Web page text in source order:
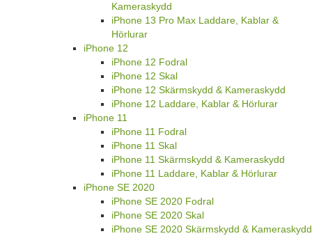
Kameraskydd
iPhone 13 Pro Max Laddare, Kablar &
Hörlurar
iPhone 12
iPhone 12 Fodral
iPhone 12 Skal
iPhone 12 Skärmskydd & Kameraskydd
iPhone 12 Laddare, Kablar & Hörlurar
iPhone 11
iPhone 11 Fodral
iPhone 11 Skal
iPhone 11 Skärmskydd & Kameraskydd
iPhone 11 Laddare, Kablar & Hörlurar
iPhone SE 2020
iPhone SE 2020 Fodral
iPhone SE 2020 Skal
iPhone SE 2020 Skärmskydd & Kameraskydd